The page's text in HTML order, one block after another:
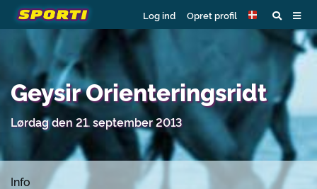
Log ind Opret profil
Geysir Orienteringsridt
Lørdag den 21. september 2013
Info